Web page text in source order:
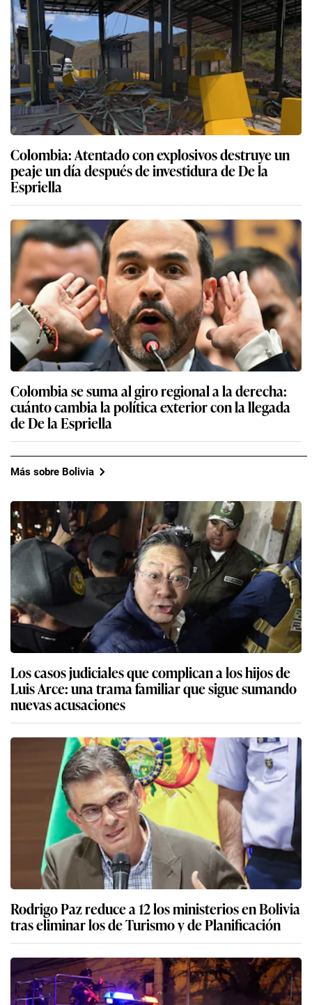
Colombia: Atentado con explosivos destruye un
peaje un día después de investidura de De la
Espriella
Colombia se suma al giro regional a la derecha:
cuánto cambia la política exterior con la llegada
de De la Espriella
Más sobre Bolivia
Los casos judiciales que complican a los hijos de
Luis Arce: una trama familiar que sigue sumando
nuevas acusaciones
Rodrigo Paz reduce a 12 los ministerios en Bolivia
tras eliminar los de Turismo y de Planificación